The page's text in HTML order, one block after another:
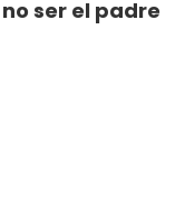
ser el padre